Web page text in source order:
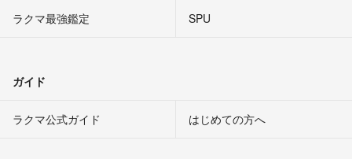
ラクマ最強鑑定
SPU
ガイド
ラクマ公式ガイド はじめての方へ